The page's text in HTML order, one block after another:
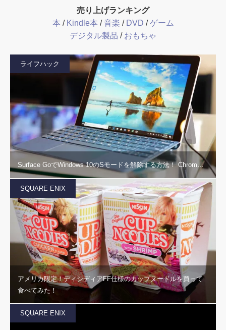
売り上げランキング
本 / Kindle本 /音楽 / DVD /ゲーム
デジタル製品 / おもちゃ
ライフハック
Surface GoでWindows 10のSモードを解除する方法！ Chrom…
SQUARE ENIX
アメリカ限定！ディシディアFF仕様のカップヌードルを買って
食べてみた！
SQUARE ENIX